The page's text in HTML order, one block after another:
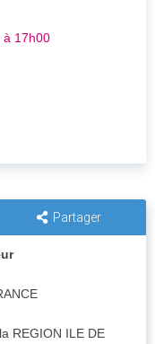
à 17h00
Partager
REGION ILE DE